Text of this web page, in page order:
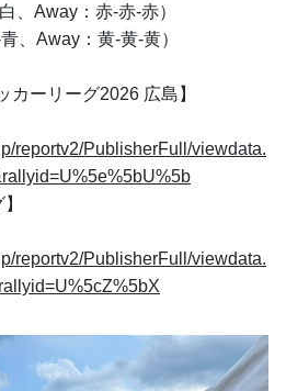
、Away：赤-赤-赤）
、Away：黄-黄-黄）
カーリーグ2026 広島】
reportv2/PublisherFull/viewdata.
reportv2/PublisherFull/viewdata.